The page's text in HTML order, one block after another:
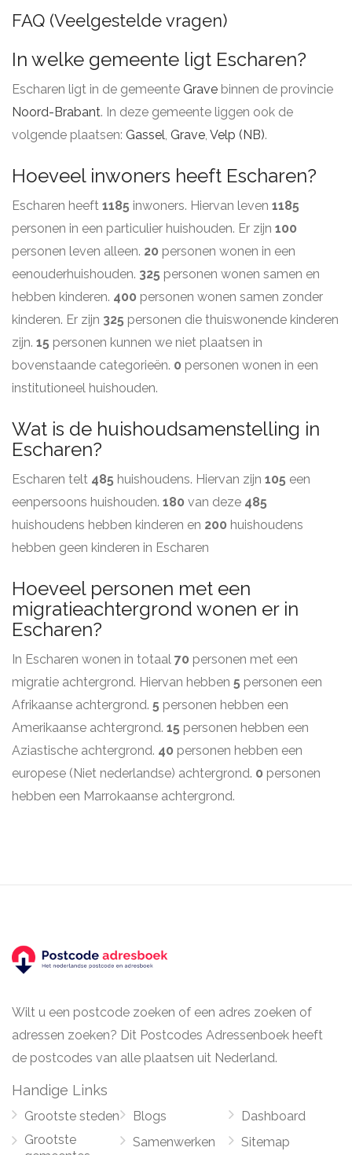
FAQ (Veelgestelde vragen)
In welke gemeente ligt Escharen?
Escharen ligt in de gemeente Grave binnen de provincie
Noord-Brabant. In deze gemeente liggen ook de
volgende plaatsen: Gassel, Grave, Velp (NB).
Hoeveel inwoners heeft Escharen?
Escharen heeft 1185 inwoners. Hiervan leven 1185
personen in een particulier huishouden. Er zijn 100
personen leven alleen. 20 personen wonen in een
eenouderhuishouden. 325 personen wonen samen en
hebben kinderen. 400 personen wonen samen zonder
kinderen. Er zijn 325 personen die thuiswonende kinderen
zijn. 15 personen kunnen we niet plaatsen in
bovenstaande categorieën. 0 personen wonen in een
institutioneel huishouden.
Wat is de huishoudsamenstelling in
Escharen?
Escharen telt 485 huishoudens. Hiervan zijn 105 een
eenpersoons huishouden. 180 van deze 485
huishoudens hebben kinderen en 200 huishoudens
hebben geen kinderen in Escharen
Hoeveel personen met een
migratieachtergrond wonen er in
Escharen?
In Escharen wonen in totaal 70 personen met een
migratie achtergrond. Hiervan hebben 5 personen een
Afrikaanse achtergrond. 5 personen hebben een
Amerikaanse achtergrond. 15 personen hebben een
Aziastische achtergrond. 40 personen hebben een
europese (Niet nederlandse) achtergrond. 0 personen
hebben een Marrokaanse achtergrond.
Wilt u een postcode zoeken of een adres zoeken of
adressen zoeken? Dit Postcodes Adressenboek heeft
de postcodes van alle plaatsen uit Nederland.
Handige Links
Grootste steden
Grootste
Blogs
Samenwerken
Dashboard
Sitemap